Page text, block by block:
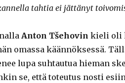
tahtia ei jättänyt
Anton Tšehovin kieli oli
omassa käännöksessä.
lupa suhtautua hieman
se, että toteutus nosti